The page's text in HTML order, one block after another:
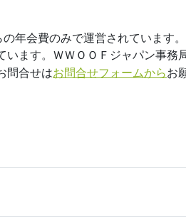
年会費のみで運営されています
ます。
ＷＷＯＯＦジャパン事務
問合せはお問合せフォームからお